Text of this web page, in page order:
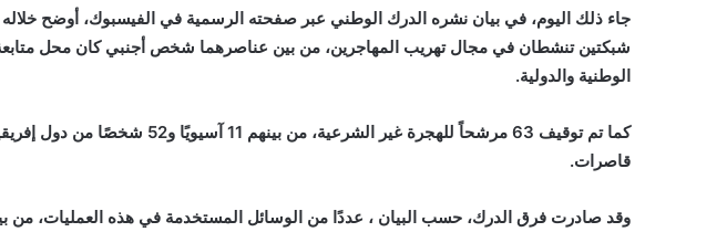
جاء ذلك اليوم، في بيان نشره الدرك الوطني عبر صفحته الرسمية في الفيسبوك، أوضح
شبكتين تنشطان في مجال تهريب المهاجرين، من بين عناصرهما شخص أجنبي كان محل
الوطنية والدولية.
كما تم توقيف 63 مرشحاً للهجرة غير الشرعية،
قاصرات.
وقد صادرت فرق الدرك، حسب البيان ، عددًا من الوسائل المستخدمة في هذه العمليات، من